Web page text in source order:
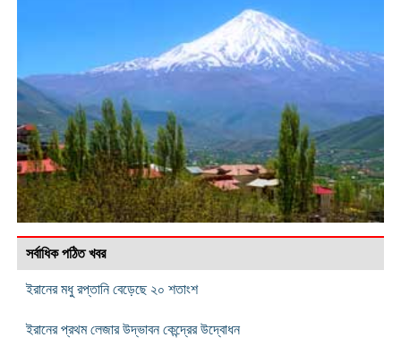
সর্বাধিক পঠিত খবর
ইরানের মধু রপ্তানি বেড়েছে ২০ শতাংশ
ইরানের প্রথম লেজার উদ্ভাবন কেন্দ্রের উদ্বোধন